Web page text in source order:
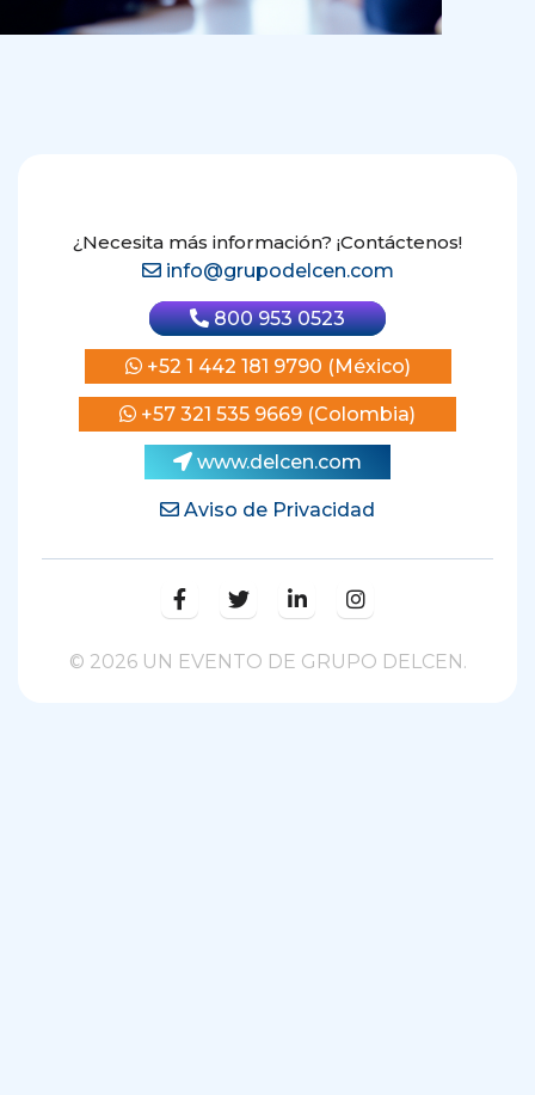
¿Necesita más información? ¡Contáctenos!
info@grupodelcen.com
800 953 0523
+52 1 442 181 9790 (México)
+57 321 535 9669 (Colombia)
www.delcen.com
Aviso de Privacidad
© 2026 UN EVENTO DE GRUPO DELCEN.